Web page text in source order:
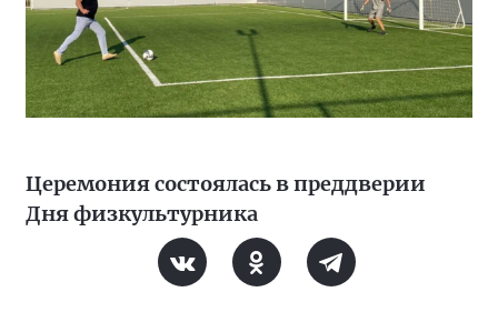
Церемония состоялась в преддверии
Дня физкультурника